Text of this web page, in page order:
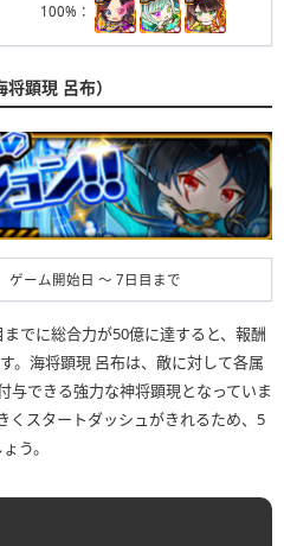
選択（子龍の魂x2000個必要）
100%：
顕現 呂布）
ゲーム開始日 〜 7日目まで
でに総合力が50億に達すると、報酬
。海将顕現 呂布は、敵に対して各属
与できる強力な神将顕現となっていま
くスタートダッシュがきれるため、5
う。